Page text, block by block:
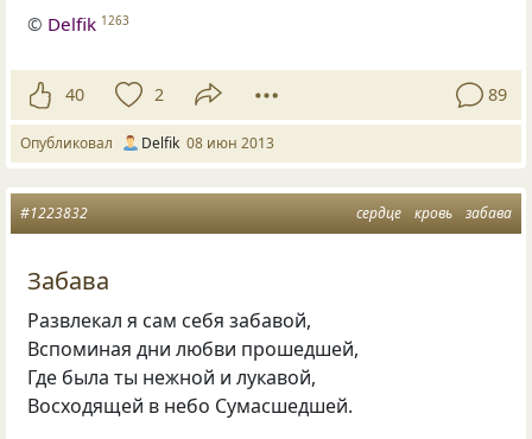
© Delfik 1263
40 2 89
Опубликовал Delfik 08 июн 2013
сердце кровь забава
#1223832
Забава
Развлекал я сам себя забавой,
Вспоминая дни любви прошедшей,
Где была ты нежной и лукавой,
Восходящей в небо Сумасшедшей.